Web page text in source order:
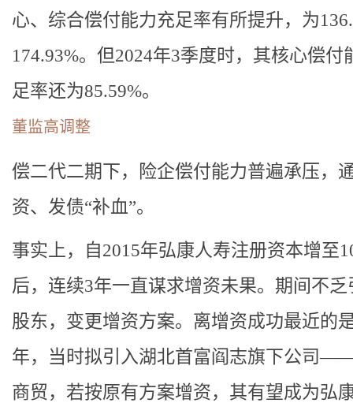
心、综合偿付能力充足率有所提升，为
174.93%。但2024年3季度时，其核心偿付
足率还为85.59%。
董监高调整
偿二代二期下，险企偿付能力普遍承压，
资、发债“补血”。
事实上，自2015年弘康人寿注册资本增至
后，连续3年一直谋求增资未果。期间不乏
股东，变更增资方案。离增资成功最近的
年，当时拟引入湖北首富阎志旗下公司
商贸，若按原有方案增资，其有望成为弘